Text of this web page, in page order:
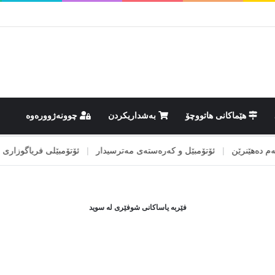
هێماکانى هاتووچۆ بەشداریکردن چوونەژوورەوە
| ئۆتۆمبێل و کەرەستەی مەترسیدار | ئۆتۆمبێلی فریاگوزاری
فێربە یاساکانی شوفێری لە سوید